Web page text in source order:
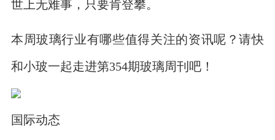
世上无难事，只要肯登攀。
本周玻璃行业有哪些值得关注的资讯呢？请快
和小玻一起走进第354期玻璃周刊吧！
国际动态